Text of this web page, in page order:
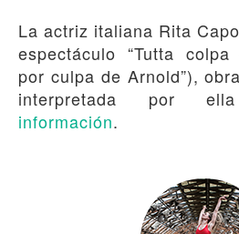
La actriz italiana Rita
espectáculo “Tutta colpa
por culpa de Arnold”),
interpretada por
información.